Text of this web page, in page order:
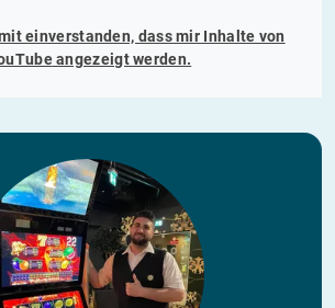
einverstanden, dass mir Inhalte von
angezeigt werden.